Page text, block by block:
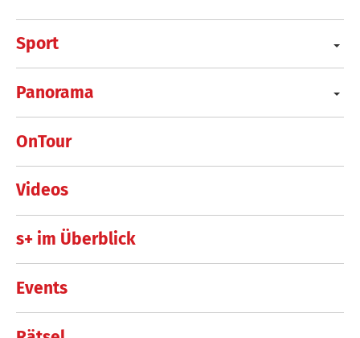
Sport
Panorama
OnTour
Videos
s+ im Überblick
Events